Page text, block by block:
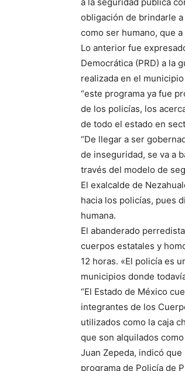
obligación de brindarle
como ser humano, que
Lo anterior fue
Democrática (PRD) a la
realizada en el
“este programa ya fue
de los policías, los
de todo el estado en
“De llegar a ser
de inseguridad, se va a
través del modelo de
El exalcalde de
hacia los policías, pues
humana.
El abanderado
cuerpos estatales y
12 horas. «El policía es
municipios donde
“El Estado de México
integrantes de los
utilizados como la caja
que son alquilados
Juan Zepeda, indicó
programa de Policía de